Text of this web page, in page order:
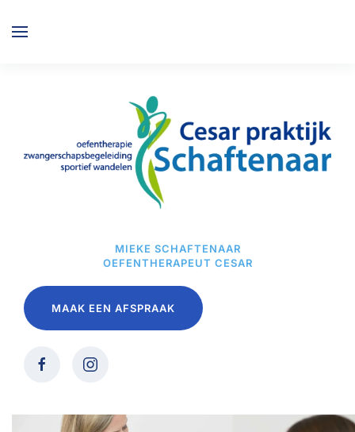
MIEKE SCHAFTENAAR
OEFENTHERAPEUT CESAR
MAAK EEN AFSPRAAK